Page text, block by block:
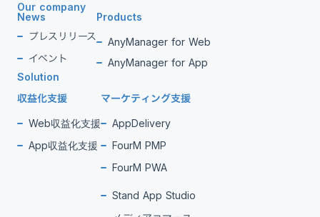
Our company
News
プレスリリース
イベント
Products
AnyManager for Web
AnyManager for App
Solution
収益化支援
Web収益化支援
App収益化支援
マーケティング支援
AppDelivery
FourM PMP
FourM PWA
Stand App Studio